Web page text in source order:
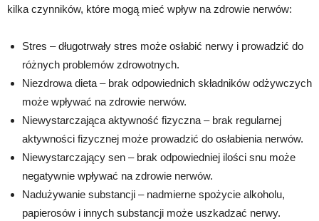
kilka czynników, które mogą mieć wpływ na zdrowie nerwów:
Stres – długotrwały stres może osłabić nerwy i prowadzić do
różnych problemów zdrowotnych.
Niezdrowa dieta – brak odpowiednich składników odżywczych
może wpływać na zdrowie nerwów.
Niewystarczająca aktywność fizyczna – brak regularnej
aktywności fizycznej może prowadzić do osłabienia nerwów.
Niewystarczający sen – brak odpowiedniej ilości snu może
negatywnie wpływać na zdrowie nerwów.
Nadużywanie substancji – nadmierne spożycie alkoholu,
papierosów i innych substancji może uszkadzać nerwy.